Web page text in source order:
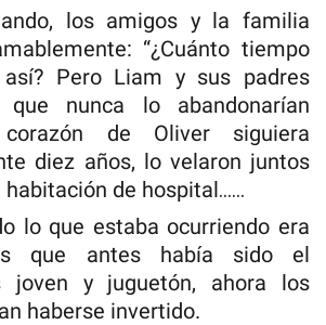
los amigos y la familia
“¿Cuánto tiempo
Pero Liam y sus padres
que nunca lo abandonarían
de Oliver siguiera
diez años, lo velaron juntos
habitación de hospital……
lo que estaba ocurriendo era
que antes había sido el
joven y juguetón, ahora los
haberse invertido.